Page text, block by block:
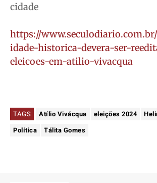
cidade
https://
idade-historica-devera-ser-
eleicoes-em-atilio-vivacqua
TAGS Atílio Vivácqua eleições 2024
Política
Tálita Gomes